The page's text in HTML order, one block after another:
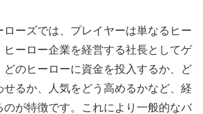
ローズでは、プレイヤーは単なるヒー
ヒーロー企業を経営する社長としてゲ
どのヒーローに資金を投入するか、ど
るか、人気をどう高めるかなど、経
のが特徴です。これにより一般的なバ